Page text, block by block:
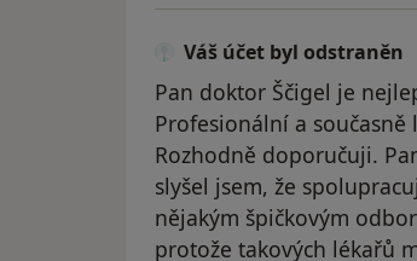
Váš účet byl odstraněn
Pan doktor Ščigel je
Profesionální a
Rozhodně doporučuji.
slyšel jsem, že
nějakým špičkovým
protože takových lékařů